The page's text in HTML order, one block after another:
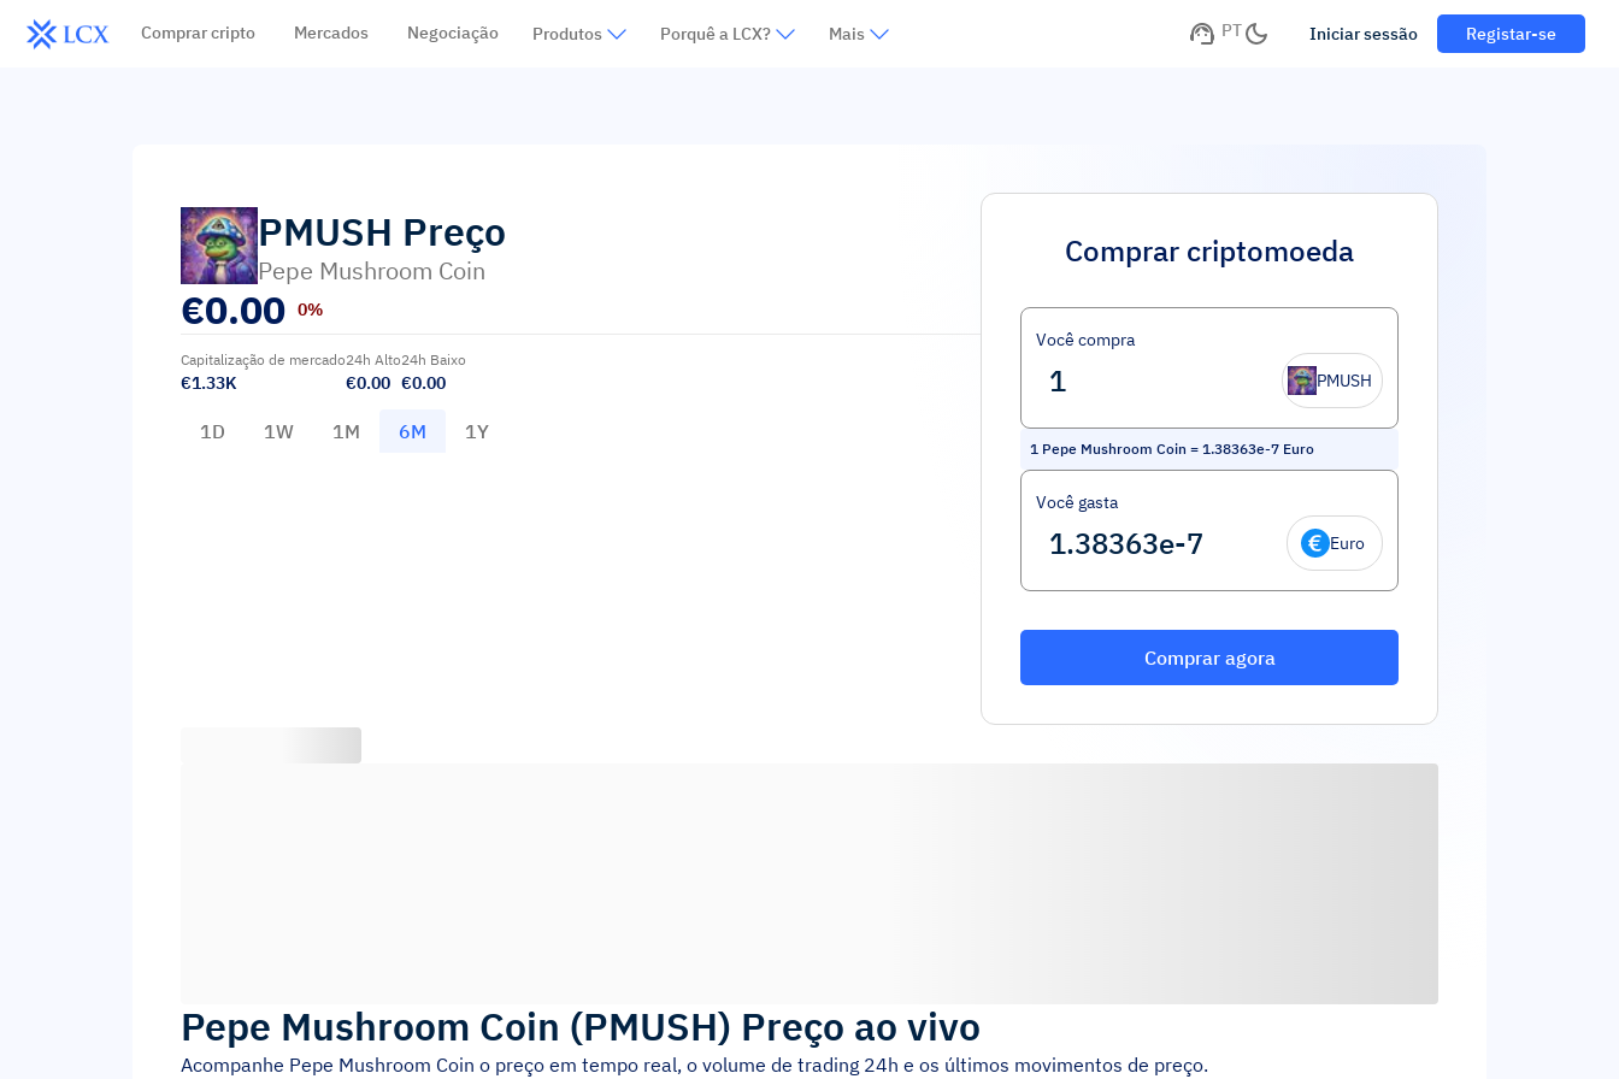
Comprar cripto Mercados Negociação Produtos Porquê a LCX? Mais PT Iniciar sessão Registar-se
PMUSH Preço
Pepe Mushroom Coin
€0.00 0%
Capitalização de mercado
€1.33K
24h Alto
€0.00
24h Baixo
€0.00
1D 1W 1M 6M 1Y
Comprar criptomoeda
Você compra
PMUSH
1 Pepe Mushroom Coin = 1.38363e-7 Euro
Você gasta
Euro
Comprar agora
Pepe Mushroom Coin (PMUSH) Preço ao vivo
Acompanhe Pepe Mushroom Coin o preço em tempo real, o volume de trading 24h e os últimos movimentos de preço.